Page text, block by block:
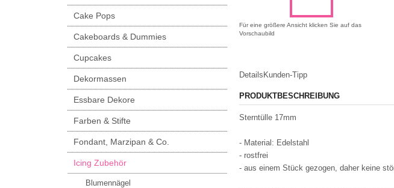
Für eine größere Ansicht klicken Sie auf das
Vorschaubild
Details Kunden-Tipp
PRODUKTBESCHREIBUNG
Sterntülle 17mm
- Material: Edelstahl
- rostfrei
- aus einem Stück gezogen, daher keine
Cake Pops
Cakeboards & Dummies
Cupcakes
Dekormassen
Essbare Dekore
Farben & Stifte
Fondant, Marzipan & Co.
Icing Zubehör
Blumennägel